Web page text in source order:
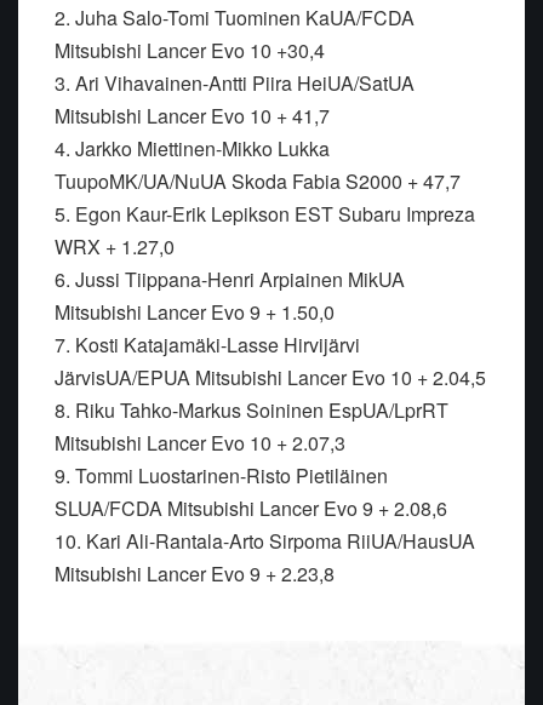
2. Juha Salo-Tomi Tuominen KaUA/FCDA
Mitsubishi Lancer Evo 10 +30,4
3. Ari Vihavainen-Antti Piira HeiUA/SatUA
Mitsubishi Lancer Evo 10 + 41,7
4. Jarkko Miettinen-Mikko Lukka
TuupoMK/UA/NuUA Skoda Fabia S2000 + 47,7
5. Egon Kaur-Erik Lepikson EST Subaru Impreza
WRX + 1.27,0
6. Jussi Tiippana-Henri Arpiainen MikUA
Mitsubishi Lancer Evo 9 + 1.50,0
7. Kosti Katajamäki-Lasse Hirvijärvi
JärvisUA/EPUA Mitsubishi Lancer Evo 10 + 2.04,5
8. Riku Tahko-Markus Soininen EspUA/LprRT
Mitsubishi Lancer Evo 10 + 2.07,3
9. Tommi Luostarinen-Risto Pietiläinen
SLUA/FCDA Mitsubishi Lancer Evo 9 + 2.08,6
10. Kari Ali-Rantala-Arto Sirpoma RiiUA/HausUA
Mitsubishi Lancer Evo 9 + 2.23,8